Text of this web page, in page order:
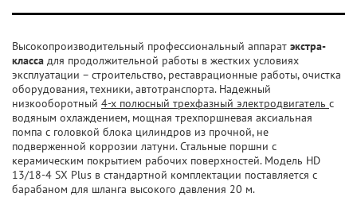
Высокопроизводительный профессиональный аппарат экстра-
класса для продолжительной работы в жестких условиях
эксплуатации – строительство, реставрационные работы, очистка
оборудования, техники, автотранспорта. Надежный
низкооборотный 4-х полюсный трехфазный электродвигатель с
водяным охлаждением, мощная трехпоршневая аксиальная
помпа с головкой блока цилиндров из прочной, не
подверженной коррозии латуни. Стальные поршни с
керамическим покрытием рабочих поверхностей. Модель HD
13/18-4 SX Plus в стандартной комплектации поставляется с
барабаном для шланга высокого давления 20 м.